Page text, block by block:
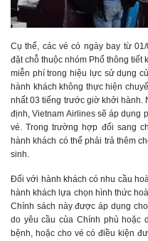
Cụ thể, các vé có ngày bay từ
đặt chỗ thuộc nhóm Phổ thông
miễn phí trong hiệu lực sử dụng
hành khách không thực hiện
nhất 03 tiếng trước giờ khởi hành.
định, Vietnam Airlines sẽ áp dụng
vé. Trong trường hợp đổi sang
hành khách có thể phải trả thêm
sinh.
Đối với hành khách có nhu cầu
hành khách lựa chọn hình thức
Chính sách này được áp dụng
do yêu cầu của Chính phủ hoặc
bệnh, hoặc cho vé có điều kiện